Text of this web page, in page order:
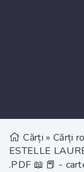
Cărți » Cărți
ESTELLE
.PDF 📖 📕 -